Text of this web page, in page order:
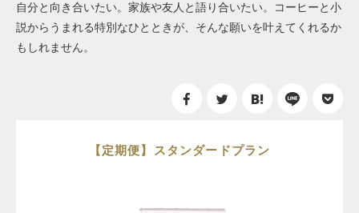
自分と向き合いたい。家族や友人と語り合いたい。コーヒーと小
説からうまれる特別なひとときが、そんな願いを叶えてくれるか
もしれません。
【定期便】スタンダードプラン